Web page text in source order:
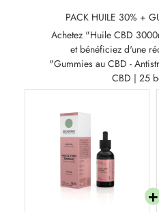
PACK HUILE 30% +
Achetez "Huile CBD
et bénéficiez d'une
"Gummies au CBD -
CBD | 25